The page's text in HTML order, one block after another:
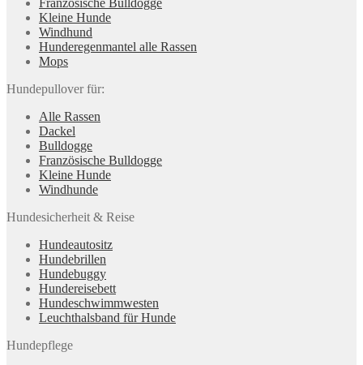
Französische Bulldogge
Kleine Hunde
Windhund
Hunderegenman­tel alle Rassen
Mops
Hundepullover für:
Alle Rassen
Dackel
Bulldogge
Französische Bulldogge
Kleine Hunde
Windhunde
Hundesicherheit & Reise
Hundeautositz
Hundebrillen
Hundebuggy
Hundereisebett
Hundeschwimmwesten
Leuchthalsband für Hunde
Hundepflege